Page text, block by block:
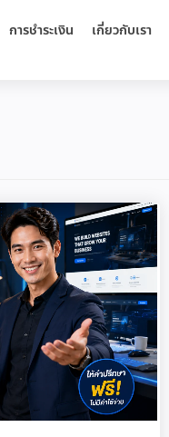
การชำระเงิน เกี่ยวกับเรา